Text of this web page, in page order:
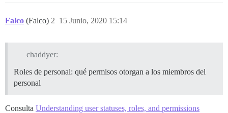
Falco (Falco) 15 Junio, 2020 15:14
2
chaddyer:
Roles de personal: qué permisos otorgan a los miembros del
personal
Consulta Understanding user statuses, roles, and permissions